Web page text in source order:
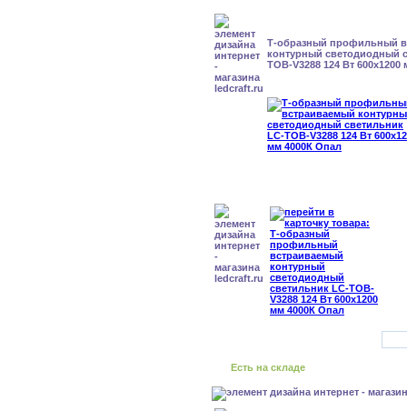
Т-образный профильный
контурный светодиодный
TOB-V3288 124 Вт
Есть на складе